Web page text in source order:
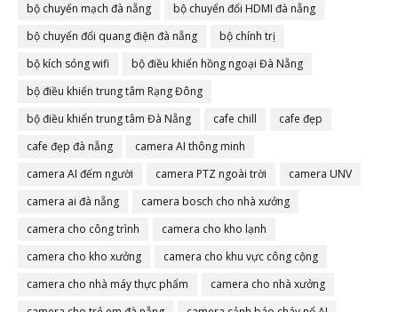
bộ chuyển mạch đà nẵng
bộ chuyển đổi HDMI đà nẵng
bộ chuyển đổi quang điện đà nẵng
bộ chính trị
bộ kích sóng wifi
bộ điều khiển hồng ngoại Đà Nẵng
bộ điều khiển trung tâm Rạng Đông
bộ điều khiển trung tâm Đà Nẵng
cafe chill
cafe đẹp
cafe đẹp đà nẵng
camera AI thông minh
camera AI đếm người
camera PTZ ngoài trời
camera UNV
camera ai đà nẵng
camera bosch cho nhà xưởng
camera cho công trình
camera cho kho lạnh
camera cho kho xưởng
camera cho khu vực công cộng
camera cho nhà máy thực phẩm
camera cho nhà xưởng